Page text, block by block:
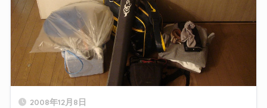
2008年12月8日